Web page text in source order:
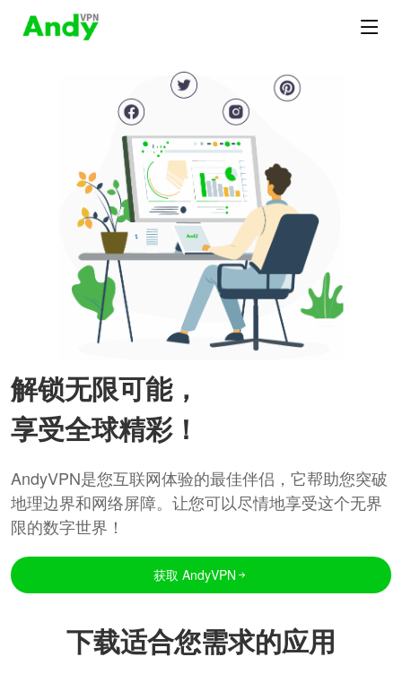
解锁无限可能，
享受全球精彩！
AndyVPN是您互联网体验的最佳伴侣，它帮助您突破
地理边界和网络屏障。让您可以尽情地享受这个无界
限的数字世界！
获取 AndyVPN
下载适合您需求的应用